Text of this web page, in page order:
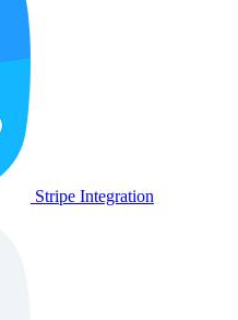
Stripe Integration